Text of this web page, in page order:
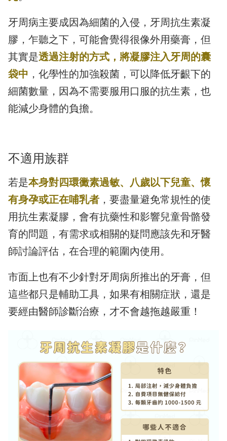
牙周病主要成因為細菌的入侵，牙周抗生素凝
膠，乍聽之下，可能會覺得很像外用藥膏，但
其實是透過注射的方式，將凝膠注入牙周的囊
袋中 ，化學性的加強殺菌，可以降低牙齦下的
細菌數量，因為不需要服用口服的抗生素，也
能減少身體的負擔。
不適用族群
若是本身對四環黴素過敏、八歲以下兒童、懷
有身孕或正在哺乳者 ，要盡量避免常規性的使
用抗生素凝膠，會有抗藥性和影響兒童骨骼發
育的問題，有需求或相關的疑問應該先和牙醫
師討論評估，在合理的範圍內使用。
市面上也有不少針對牙周病所推出的牙膏，但
這些都只是輔助工具，如果有相關症狀，還是
要經由醫師診斷治療，才不會越拖越嚴重！